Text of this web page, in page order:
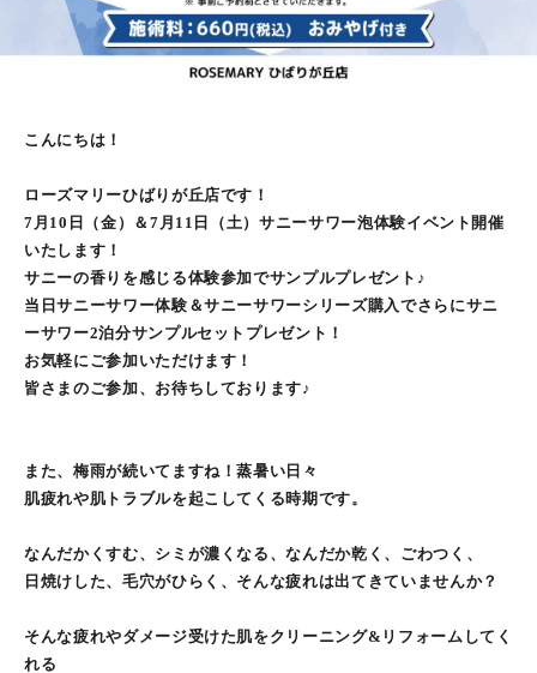
こんにちは！
ローズマリーひばりが丘店です！
7月10日（金）＆7月11日（土）サニーサワー泡体験イベント開催
いたします！
サニーの香りを感じる体験参加でサンプルプレゼント♪
当日サニーサワー体験＆サニーサワーシリーズ購入でさらにサニ
ーサワー2泊分サンプルセットプレゼント！
お気軽にご参加いただけます！
皆さまのご参加、お待ちしております♪
また、梅雨が続いてますね！蒸暑い日々
肌疲れや肌トラブルを起こしてくる時期です。
なんだかくすむ、シミが濃くなる、なんだか乾く、ごわつく、
日焼けした、毛穴がひらく、そんな疲れは出てきていませんか？
そんな疲れやダメージ受けた肌をクリーニング&リフォームしてく
れる